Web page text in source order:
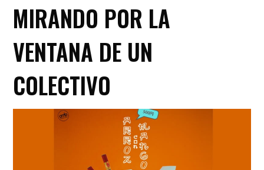
MIRANDO POR LA
VENTANA DE UN
COLECTIVO